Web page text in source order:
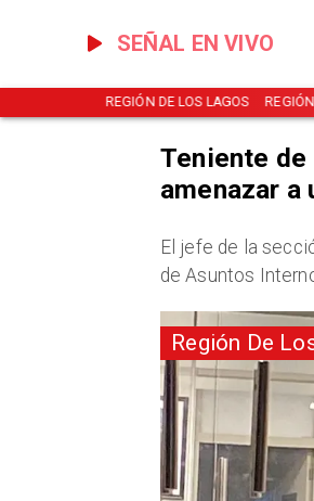
SEÑAL EN VIVO
REGIÓN DE LOS LAGOS REGIÓN
Región De
Teniente
amenazar a
El jefe de la
de Asuntos